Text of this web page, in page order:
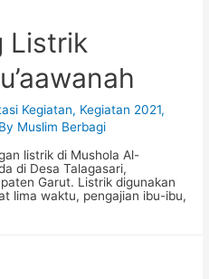
Listrik
Kegiatan, Kegiatan 2021,
Muslim Berbagi
listrik di Mushola Al-
di Desa Talagasari,
Garut. Listrik digunakan
lima waktu, pengajian ibu-ibu,